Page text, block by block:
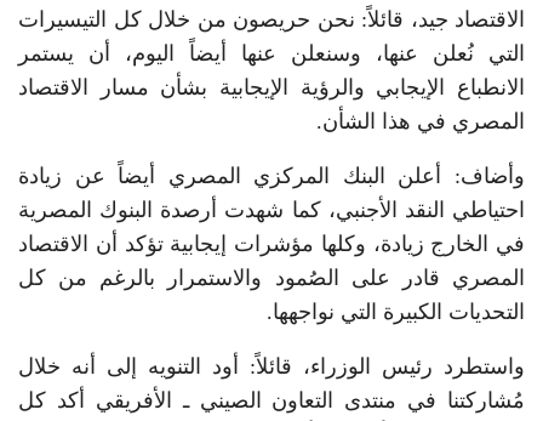
الاقتصاد جيد، قائلاً: نحن حريصون من خلال كل التيسيرات
التي نُعلن عنها، وسنعلن عنها أيضاً اليوم، أن يستمر
الانطباع الإيجابي والرؤية الإيجابية بشأن مسار الاقتصاد
المصري في هذا الشأن.
وأضاف: أعلن البنك المركزي المصري أيضاً عن زيادة
احتياطي النقد الأجنبي، كما شهدت أرصدة البنوك المصرية
في الخارج زيادة، وكلها مؤشرات إيجابية تؤكد أن الاقتصاد
المصري قادر على الصُمود والاستمرار بالرغم من كل
التحديات الكبيرة التي نواجهها.
واستطرد رئيس الوزراء، قائلاً: أود التنويه إلى أنه خلال
مُشاركتنا في منتدى التعاون الصيني ـ الأفريقي أكد كل